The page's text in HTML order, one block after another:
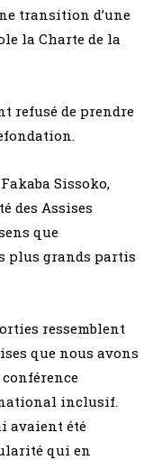
transition d’une
la Charte de la
refusé de prendre
Sissoko,
des Assises
que
plus grands partis
ressemblent
que nous avons
inclusif.
avaient été
qui en